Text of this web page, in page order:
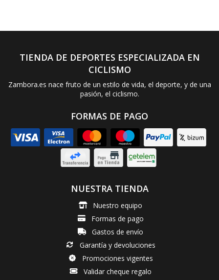
TIENDA DE DEPORTES ESPECIALIZADA EN
CICLISMO
Zambora.es nace fruto de un estilo de vida, el deporte, y de una
pasión, el ciclismo.
FORMAS DE PAGO
NUESTRA TIENDA
Nuestro equipo
Formas de pago
Gastos de envío
Garantía y devoluciones
Promociones vigentes
Validar cheque regalo